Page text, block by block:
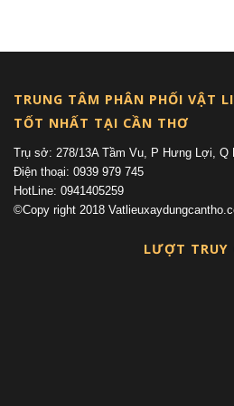
TRUNG TÂM PHÂN PHỐI VẬT
TỐT NHẤT TẠI CẦN THƠ
Trụ sở: 278/13A Tầm Vu, P Hưng Lợi, Q
Điện thoại: 0939 979 745
HotLine: 0941405259
©Copy right 2018
LƯỢT TRUY